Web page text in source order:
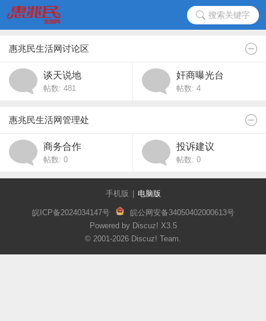
搜索关键字
惠兆民生活网讨论区
谈天说地
帖数: 481
奸商曝光台
帖数: 4
惠兆民生活网管理处
商务合作
帖数: 0
投诉建议
帖数: 0
手机版 电脑版
皖ICP备2024034147号
皖公网安备34050402000613号
Powered by Discuz! X3.5
© 2001-2026 Discuz! Team.